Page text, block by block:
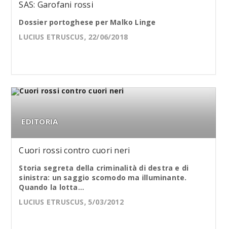
SAS: Garofani rossi
Dossier portoghese per Malko Linge
LUCIUS ETRUSCUS, 22/06/2018
EDITORIA
Cuori rossi contro cuori neri
Storia segreta della criminalità di destra e di
sinistra: un saggio scomodo ma illuminante.
Quando la lotta...
LUCIUS ETRUSCUS, 5/03/2012